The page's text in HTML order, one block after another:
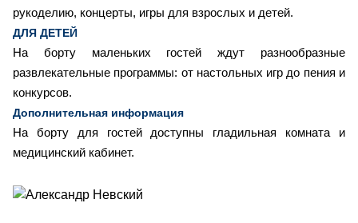
рукоделию, концерты, игры для взрослых и детей.
ДЛЯ ДЕТЕЙ
На борту маленьких гостей ждут разнообразные
развлекательные программы: от настольных игр до пения и
конкурсов.
Дополнительная информация
На борту для гостей доступны гладильная комната и
медицинский кабинет.